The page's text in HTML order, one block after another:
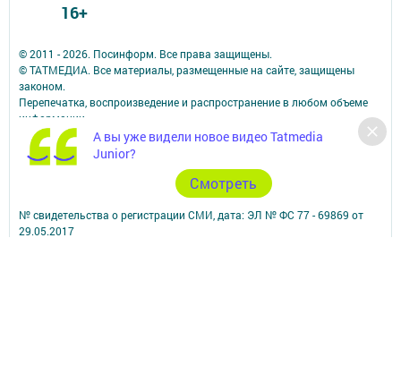
А вы уже видели новое видео Tatmedia
Junior?
Cмотреть
© 2011 - 2026. Посинформ. Все права защищены.
© ТАТМЕДИА. Все материалы, размещенные на сайте, защищены
законом.
Перепечатка, воспроизведение и распространение в любом объеме
информации,
размещенной на сайте, возможна только с письменного согласия
редакций СМИ.
При поддержке Республиканского агентства по печати и массовым
Наименование СМИ: Посинформ
№ свидетельства о регистрации СМИ, дата: ЭЛ № ФС 77 - 69869 от
29.05.2017
16+